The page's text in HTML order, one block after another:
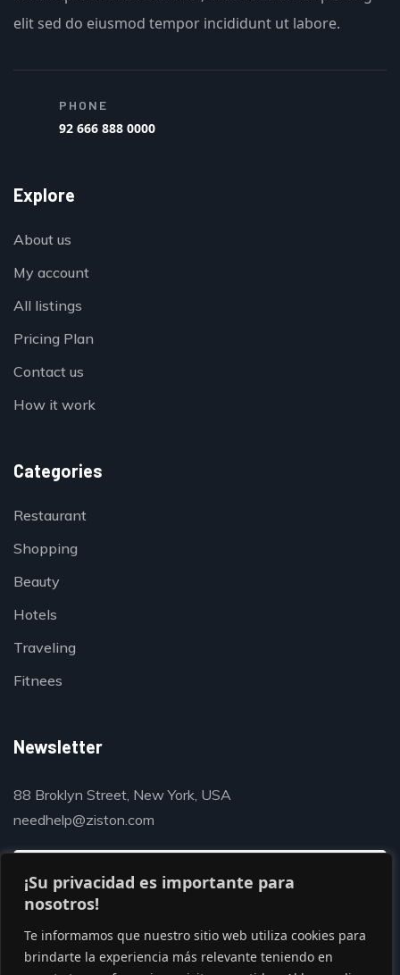
¡Su privacidad es importante para
nosotros!
Te informamos que nuestro sitio web utiliza cookies para
brindarte la experiencia más relevante teniendo en
elit sed do eiusmod tempor incididunt ut labore.
PHONE
92 666 888 0000
Explore
About us
My account
All listings
Pricing Plan
Contact us
How it work
Categories
Restaurant
Shopping
Beauty
Hotels
Traveling
Fitnees
Newsletter
88 Broklyn Street, New York, USA
needhelp@ziston.com